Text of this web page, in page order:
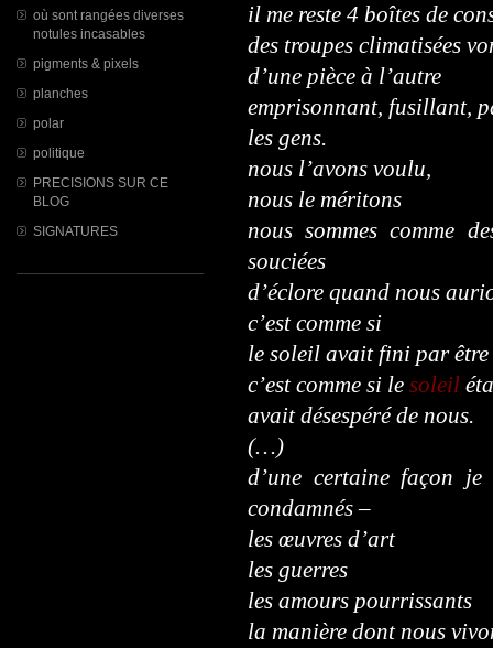
où sont rangées diverses
notules incasables
pigments & pixels
planches
polar
politique
PRECISIONS SUR CE
BLOG
SIGNATURES
il me reste 4 boîtes de
des troupes climatisées
d’une pièce à l’autre
emprisonnant, fusillant,
les gens.
nous l’avons voulu,
nous le méritons
nous sommes comme
souciées
d’éclore quand nous
c’est comme si
le soleil avait fini par être
c’est comme si le soleil
avait désespéré de nous.
(…)
d’une certaine façon je
condamnés –
les œuvres d’art
les guerres
les amours pourrissants
la manière dont nous